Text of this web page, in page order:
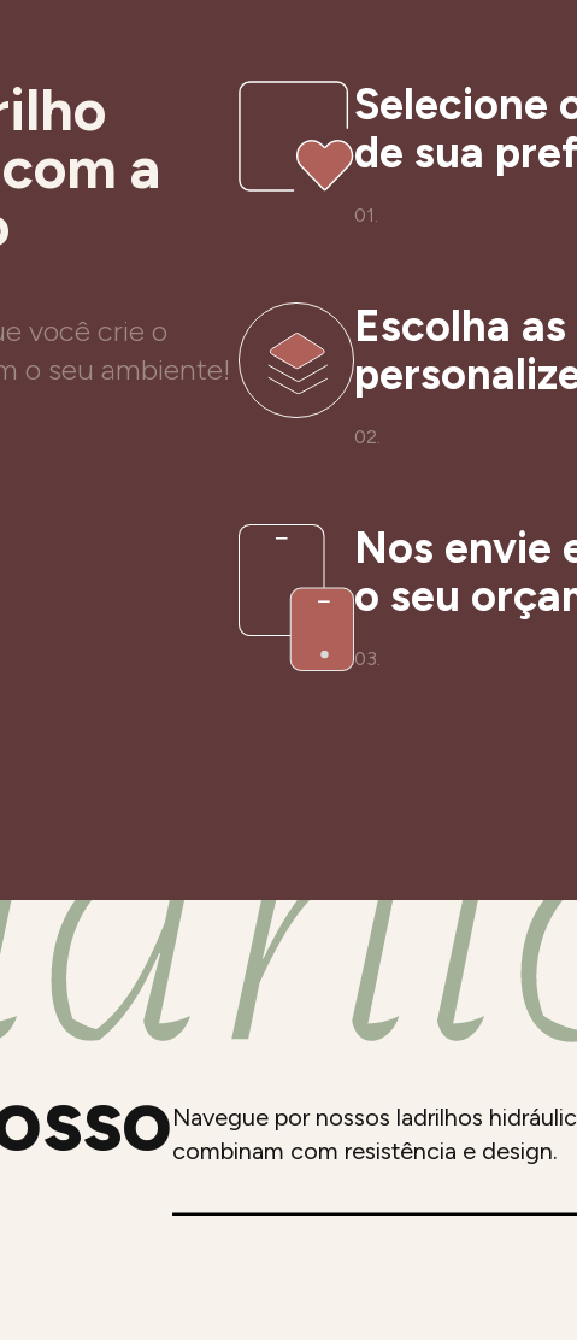
a
você crie o
o seu ambiente!
Selecione
de sua
01.
Escolha
02.
Nos envie
o seu
03.
Navegue por nossos ladrilhos
combinam com resistência e design.